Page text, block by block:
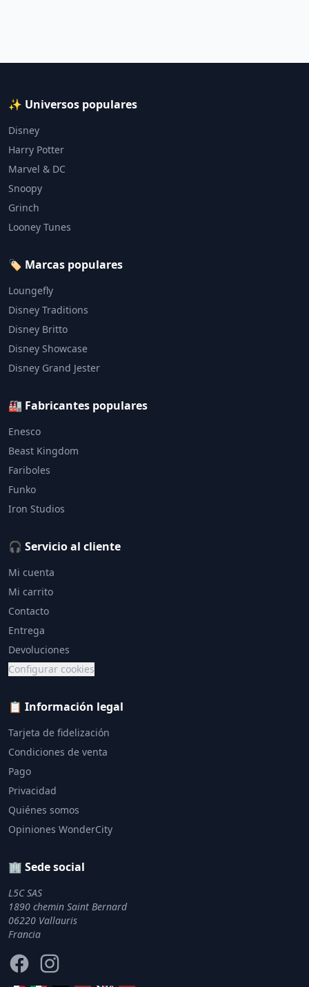
✨ Universos populares
Disney
Harry Potter
Marvel & DC
Snoopy
Grinch
Looney Tunes
🏷️ Marcas populares
Loungefly
Disney Traditions
Disney Britto
Disney Showcase
Disney Grand Jester
🏭 Fabricantes populares
Enesco
Beast Kingdom
Fariboles
Funko
Iron Studios
🎧 Servicio al cliente
Mi cuenta
Mi carrito
Contacto
Entrega
Devoluciones
Configurar cookies
📋 Información legal
Tarjeta de fidelización
Condiciones de venta
Pago
Privacidad
Quiénes somos
Opiniones WonderCity
🏢 Sede social
L5C SAS
1890 chemin Saint Bernard
06220 Vallauris
Francia
FacebookInstagram